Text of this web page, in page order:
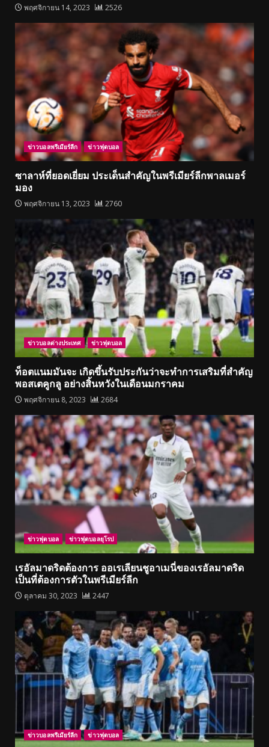
พฤศจิกายน 14, 2023 2526
ข่าวบอลพรีเมียร์ลีก ข่าวฟุตบอล
ซาลาห์ที่ยอดเยี่ยม ประเด็นสำคัญในพรีเมียร์ลีกพาลเมอร์
มอง
พฤศจิกายน 13, 2023 2760
ข่าวบอลต่างประเทศ ข่าวฟุตบอล
ท็อตแนมมันจะ เกิดขึ้นรับประกันว่าจะทำการเสริมที่สำคัญ
พอสเตคูกลู อย่างสิ้นหวังในเดือนมกราคม
พฤศจิกายน 8, 2023 2684
ข่าวฟุตบอล ข่าวฟุตบอลยุโรป
เรอัลมาดริดต้องการ ออเรเลียนชูอาเมนี่ของเรอัลมาดริด
เป็นที่ต้องการตัวในพรีเมียร์ลีก
ตุลาคม 30, 2023 2447
ข่าวบอลพรีเมียร์ลีก ข่าวฟุตบอล